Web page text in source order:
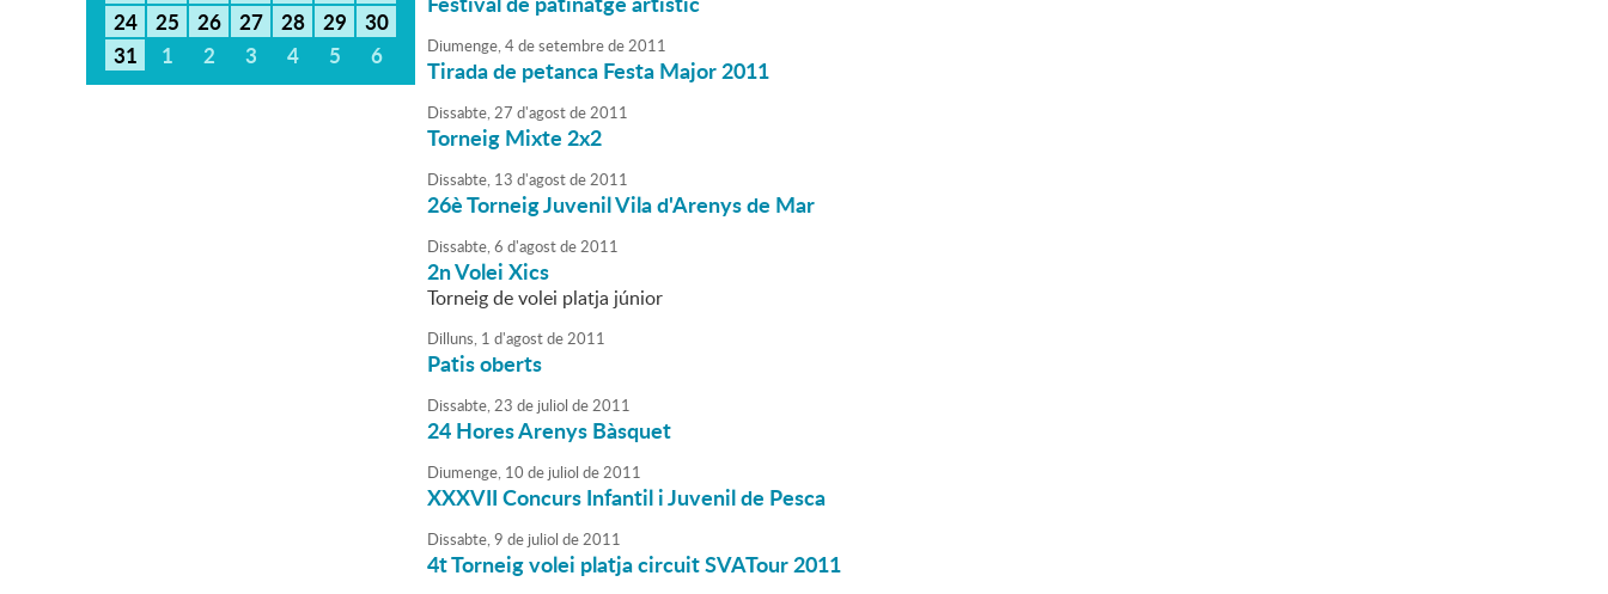
24
25 26 27 28 29
30
31
1 2 3 4 5 6 Diumenge,4desetembrede2011
Tirada de petanca Festa Major 2011
Dissabte,27 d'agostde2011
Torneig Mixte 2x2
Dissabte, 13 d'agostde2011
26è Torneig Juvenil Vila d'Arenys de Mar
Dissabte,6 d'agostde2011
2n Volei Xics
Torneig de volei platja júnior
Dilluns, 1 d'agostde2011
Patis oberts
Dissabte,23 de juliol de2011
24 Hores Arenys Bàsquet
Diumenge, 10 de juliol de2011
XXXVII Concurs Infantil i Juvenil de Pesca
Dissabte,9 de juliol de2011
4t Torneig volei platja circuit SVATour 2011